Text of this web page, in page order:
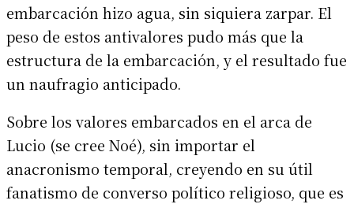
embarcación hizo agua, sin siquiera zarpar. El
peso de estos antivalores pudo más que la
estructura de la embarcación, y el resultado fue
un naufragio anticipado.
Sobre los valores embarcados en el arca de
Lucio (se cree Noé), sin importar el
anacronismo temporal, creyendo en su útil
fanatismo de converso político religioso, que es